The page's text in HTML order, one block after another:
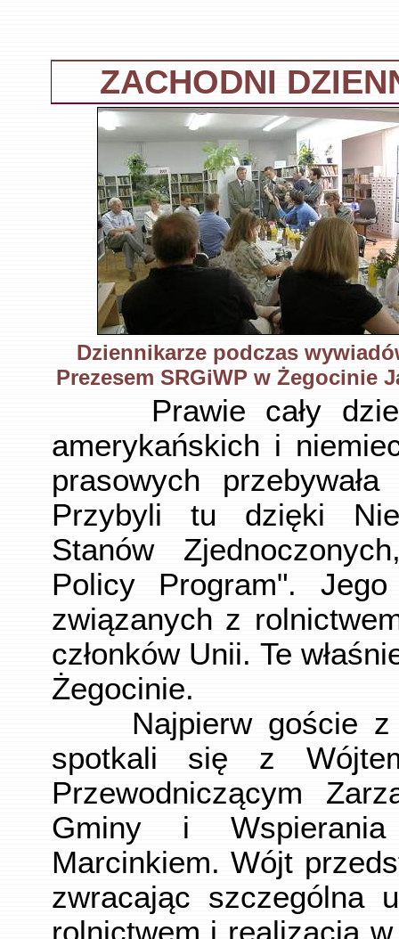
ZACHODNI
Dziennikarze podczas
Prezesem SRGiWP w Żegocinie
Prawie cały
amerykańskich i
prasowych
Przybyli tu dzięki
Stanów
Policy Program".
związanych z
członków Unii. Te
Żegocinie.
Najpierw goście z
spotkali się z
Przewodniczącym
Gminy i Wspierania
Marcinkiem. Wójt
zwracając szczególna
rolnictwem i realizacja